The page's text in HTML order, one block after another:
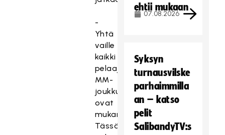
-
Yhtä
vaille
kaikki
pelaajat
MM-
joukkueesta
ovat
mukana.
Tässä
ehtii mukaan
07.08.2026
Syksyn
turnausvilske
parhaimmilla
an – katso
pelit
SalibandyTV:s